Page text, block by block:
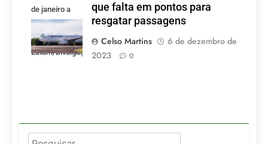
de janeiro a
março de 2025
(Foto:
Latam/Divulgação)
que falta em pontos para
resgatar passagens
Celso Martins
6 de dezembro de
2023
0
Pesquisar